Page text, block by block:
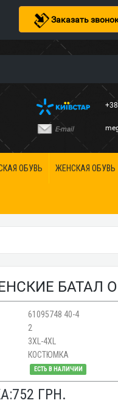
Заказать
E-mail
ОБУВЬ ЖЕНСКАЯ ОБУВЬ
БАТАЛ
61095748 40-4
2
3XL-4XL
КОСТЮМКА
ЕСТЬ В НАЛИЧИИ
752 ГРН.